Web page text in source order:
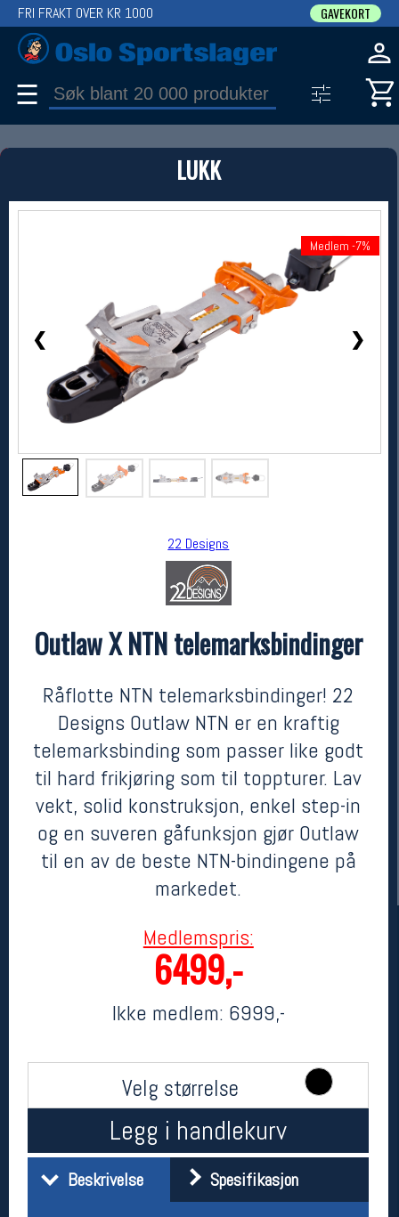
LUKK
❮ ❯
Medlem -7%
22 Designs
Outlaw X NTN telemarksbindinger
Råflotte NTN telemarksbindinger! 22
Designs Outlaw NTN er en kraftig
telemarksbinding som passer like godt
til hard frikjøring som til toppturer. Lav
vekt, solid konstruksjon, enkel step-in
og en suveren gåfunksjon gjør Outlaw
til en av de beste NTN-bindingene på
markedet.
Medlemspris:
6499,-
Ikke medlem: 6999,-
Velg størrelse
Legg i handlekurv
Beskrivelse Spesifikasjon
FRI FRAKT OVER KR 1000 GAVEKORT
☰
PRODUKT
Produkter (1)
Bruk filter til å spisse søket
Medlem -7%
22 Designs
6999,- MEDLEM:6499,-
Her finner du oss
Telefon: 23 32 62 00
(telefontid man-fredag klokken 10-13)
Kontakt oss